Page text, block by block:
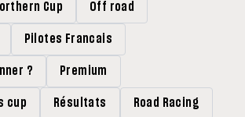
Cup Off road
Pilotes Francais
? Premium
cup Résultats Road Racing